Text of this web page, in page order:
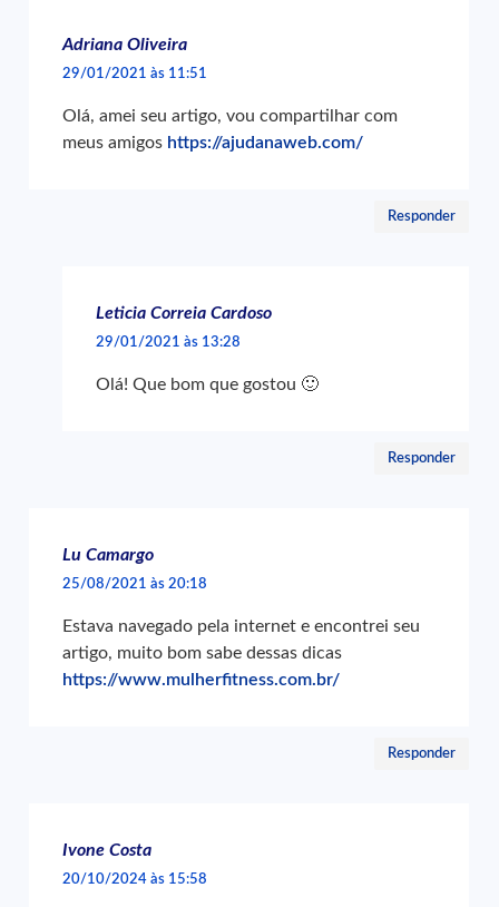
Adriana Oliveira
29/01/2021 às 11:51
Olá, amei seu artigo, vou compartilhar com
meus amigos https://ajudanaweb.com/
Responder
Leticia Correia Cardoso
29/01/2021 às 13:28
Olá! Que bom que gostou 🙂
Responder
Lu Camargo
25/08/2021 às 20:18
Estava navegado pela internet e encontrei seu
artigo, muito bom sabe dessas dicas
https://www.mulherfitness.com.br/
Responder
Ivone Costa
20/10/2024 às 15:58